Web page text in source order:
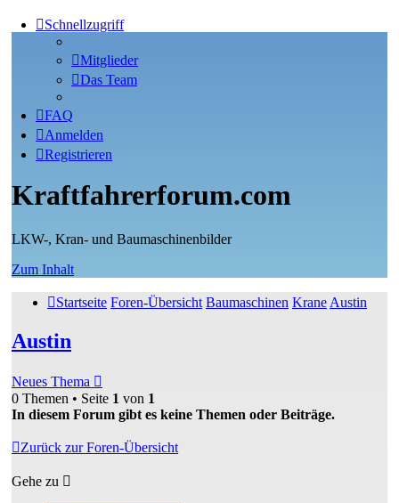
Schnellzugriff
Mitglieder
Das Team
FAQ
Anmelden
Registrieren
Kraftfahrerforum.com
LKW-, Kran- und Baumaschinenbilder
Zum Inhalt
Startseite Foren-Übersicht Baumaschinen Krane Austin
Austin
Neues Thema
0 Themen • Seite 1 von 1
In diesem Forum gibt es keine Themen oder Beiträge.
Zurück zur Foren-Übersicht
Gehe zu